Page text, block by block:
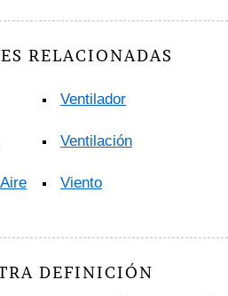
RELACIONADAS
Ventilador
Ventilación
Viento
DEFINICIÓN